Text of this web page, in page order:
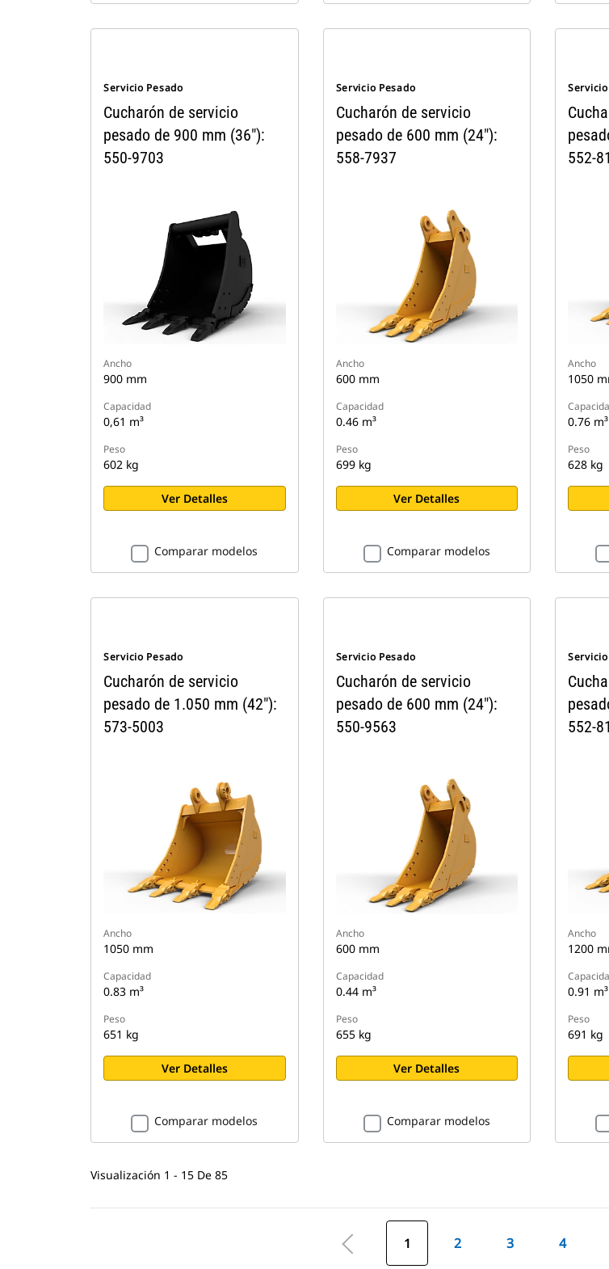
Servicio Pesado
Cucharón de servicio
pesado de 900 mm (36"):
550-9703
Ancho
900 mm
Capacidad
0,61 m³
Peso
602 kg
Ver Detalles
Comparar modelos
Servicio Pesado
Cucharón de servicio
pesado de 600 mm (24"):
558-7937
Ancho
600 mm
Capacidad
0.46 m³
Peso
699 kg
Ver Detalles
Comparar modelos
552-
Ancho
1050
0.76 m³
Peso
628 kg
Servicio Pesado
Cucharón de servicio
pesado de 1.050 mm (42"):
573-5003
Ancho
1050 mm
Capacidad
0.83 m³
Peso
651 kg
Ver Detalles
Comparar modelos
Servicio Pesado
Cucharón de servicio
pesado de 600 mm (24"):
550-9563
Ancho
600 mm
Capacidad
0.44 m³
Peso
655 kg
Ver Detalles
Comparar modelos
552-
Ancho
1200
0.91 m³
Peso
691 kg
Visualización 1 - 15 De 85
1 2 3 4